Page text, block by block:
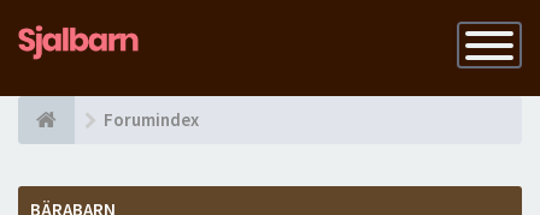
Slå
på
Forumindex
BÄRABARN